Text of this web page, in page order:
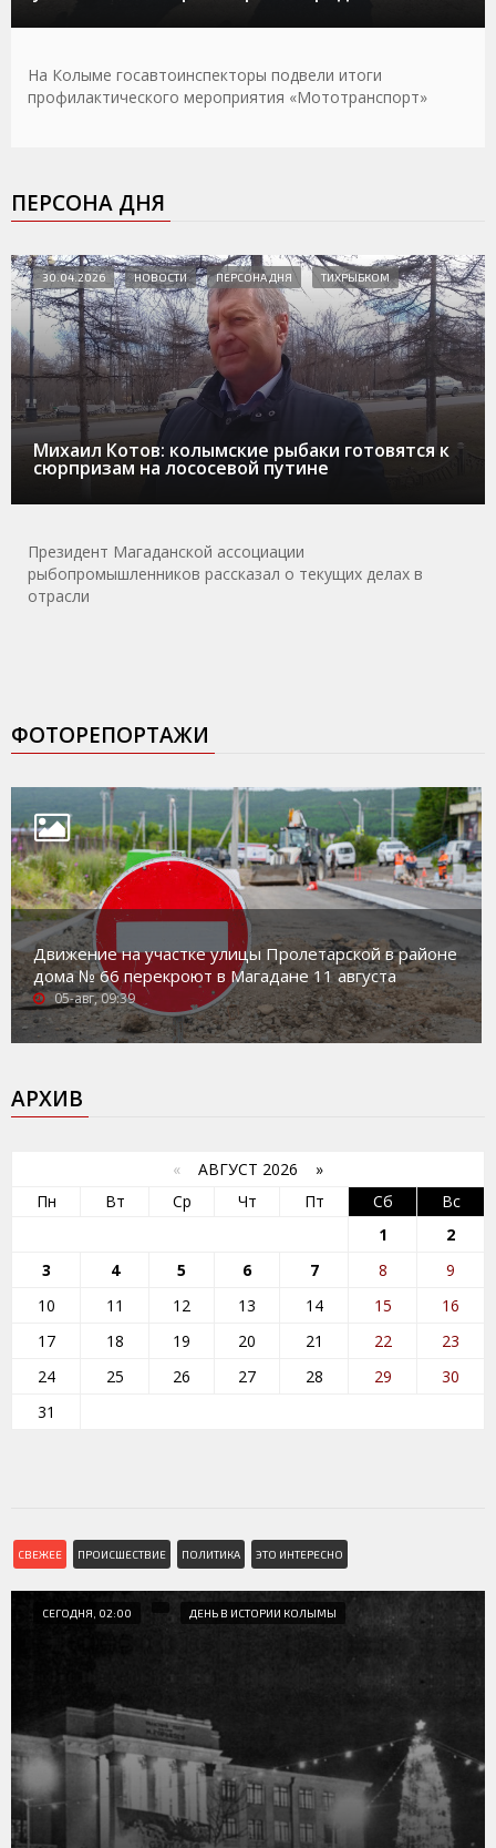
На Колыме госавтоинспекторы подвели итоги
профилактического мероприятия «Мототранспорт»
ПЕРСОНА ДНЯ
Михаил Котов: колымские рыбаки готовятся к
сюрпризам на лососевой путине
30.04.2026 НОВОСТИ ПЕРСОНА ДНЯ ТИХРЫБКОМ
Президент Магаданской ассоциации
рыбопромышленников рассказал о текущих делах в
отрасли
ФОТОРЕПОРТАЖИ
Движение на участке улицы Пролетарской в районе
дома № 66 перекроют в Магадане 11 августа
05-авг, 09:39
АРХИВ
« АВГУСТ 2026 »
Пн
Вт Ср Чт Пт Сб
Вс
1
2
3
4 5 6 7 8
9
10
11 12 13 14 15
16
17
18 19 20 21 22
23
24
25 26 27 28 29
30
31
СВЕЖЕЕ ПРОИСШЕСТВИЕ ПОЛИТИКА ЭТО ИНТЕРЕСНО
СЕГОДНЯ, 02:00 ДЕНЬ В ИСТОРИИ КОЛЫМЫ